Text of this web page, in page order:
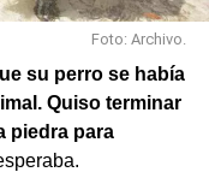
Foto: Archivo.
su perro se había
Quiso terminar
piedra para